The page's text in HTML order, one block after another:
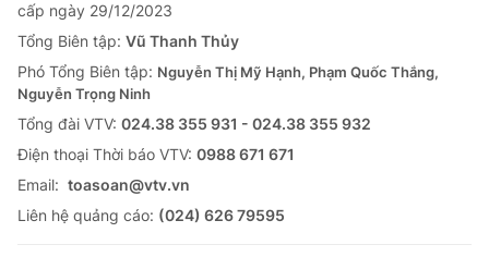
cấp ngày 29/12/2023
Tổng Biên tập: Vũ Thanh Thủy
Phó Tổng Biên tập: Nguyễn Thị Mỹ Hạnh, Phạm Quốc Thắng,
Nguyễn Trọng Ninh
Tổng đài VTV: 024.38 355 931 - 024.38 355 932
Ðiện thoại Thời báo VTV: 0988 671 671
Email: toasoan@vtv.vn
Liên hệ quảng cáo: (024) 626 79595